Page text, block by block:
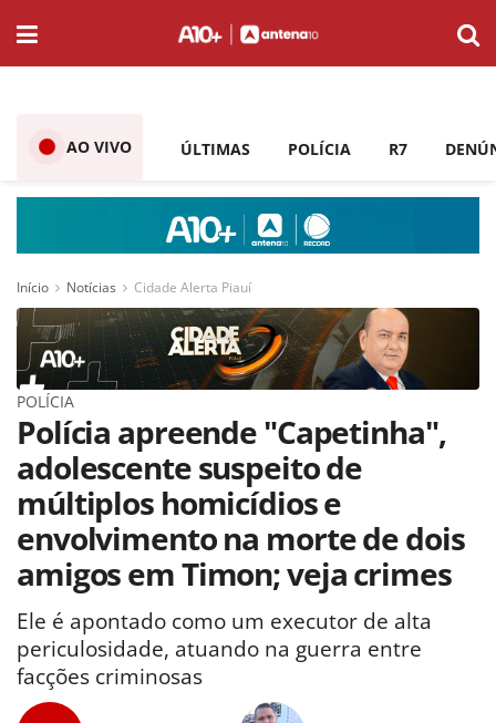
AO VIVO ÚLTIMAS POLÍCIA R7
Início Notícias Cidade Alerta Piauí
POLÍCIA
Polícia apreende "Capetinha",
adolescente suspeito de
múltiplos homicídios e
envolvimento na morte de dois
amigos em Timon; veja crimes
Ele é apontado como um executor de alta
periculosidade, atuando na guerra entre
facções criminosas